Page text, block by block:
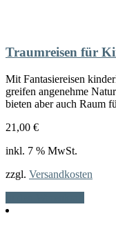
Traumreisen für
Mit Fantasiereisen
greifen angenehme
bieten aber auch Raum
21,00 €
inkl. 7 % MwSt.
zzgl. Versandkosten